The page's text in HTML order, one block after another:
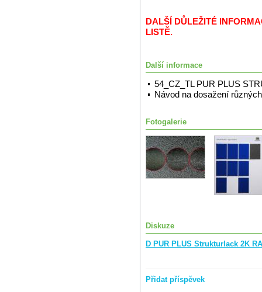
DALŠÍ DŮLEŽITÉ
LISTĚ.
Další informace
54_CZ_TL PUR PLUS
Návod na dosažení
Fotogalerie
Diskuze
D PUR PLUS Strukturlack 2K
Přidat příspěvek